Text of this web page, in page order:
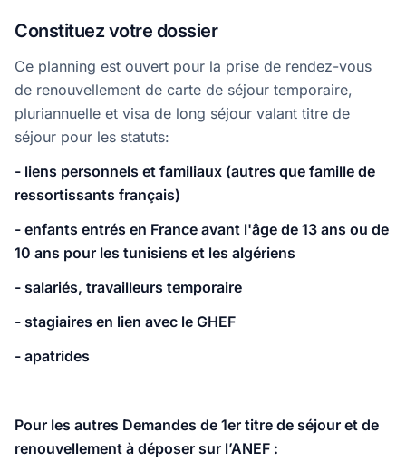
Constituez votre dossier
Ce planning est ouvert pour la prise de rendez-vous
de renouvellement de carte de séjour temporaire,
pluriannuelle et visa de long séjour valant titre de
séjour pour les statuts:
- liens personnels et familiaux (autres que famille de
ressortissants français)
- enfants entrés en France avant l'âge de 13 ans ou de
10 ans pour les tunisiens et les algériens
- salariés, travailleurs temporaire
- stagiaires en lien avec le GHEF
- apatrides
Pour les autres Demandes de 1er titre de séjour et de
renouvellement à déposer sur l’ANEF :